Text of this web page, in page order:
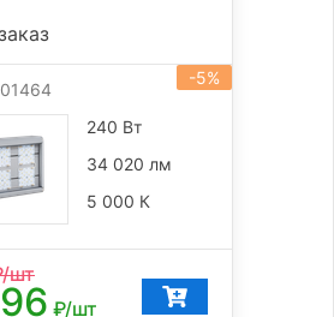
-5%
240 Вт
34 020 лм
5 000 К
шт
₽/шт